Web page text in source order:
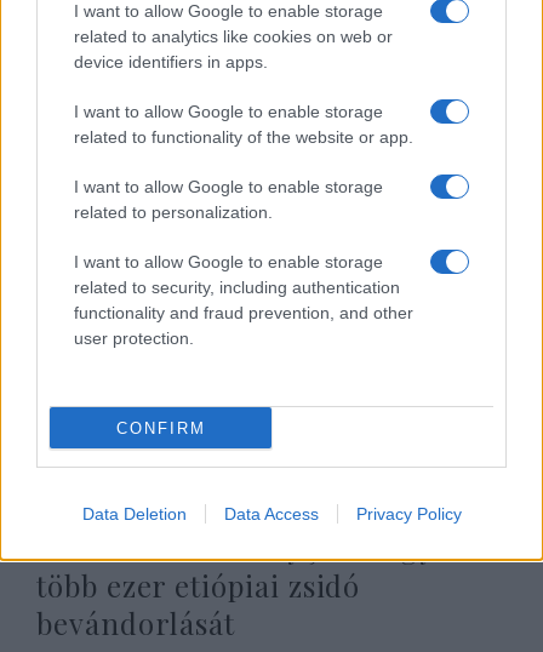
I want to allow Google to enable storage
related to analytics like cookies on web or
device identifiers in apps.
I want to allow Google to enable storage
related to functionality of the website or app.
I want to allow Google to enable storage
related to personalization.
I want to allow Google to enable storage
related to security, including authentication
functionality and fraud prevention, and other
user protection.
CONFIRM
Data Deletion Data Access Privacy Policy
Miért hallgat a nemzetközi
közösség az akszúmi
mészárlásról?
2021. december 3.
több ezer etiópiai zsidó
bevándorlását